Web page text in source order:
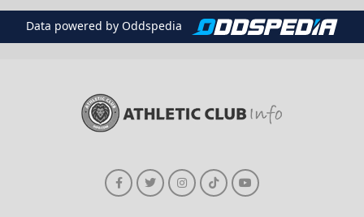
Data powered by Oddspedia